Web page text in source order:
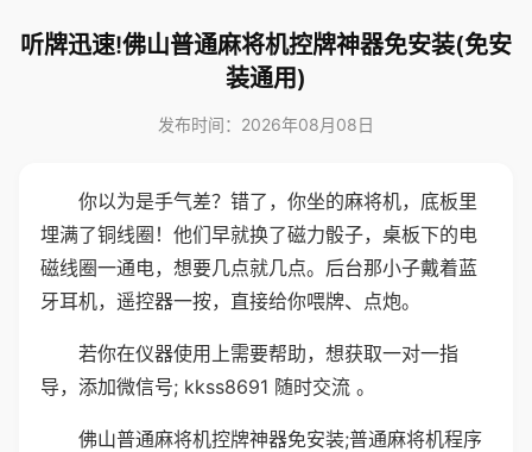
听牌迅速!佛山普通麻将机控牌神器免安装(免安
装通用)
发布时间：2026年08月08日
你以为是手气差？错了，你坐的麻将机，底板里
埋满了铜线圈！他们早就换了磁力骰子，桌板下的电
磁线圈一通电，想要几点就几点。后台那小子戴着蓝
牙耳机，遥控器一按，直接给你喂牌、点炮。
若你在仪器使用上需要帮助，想获取一对一指
导，添加微信号; kkss8691 随时交流 。
佛山普通麻将机控牌神器免安装;普通麻将机程序